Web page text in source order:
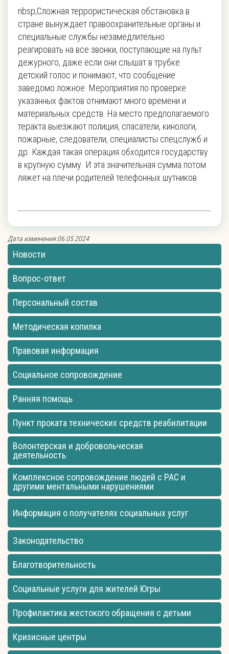
nbsp;Сложная террористическая обстановка в
стране вынуждает правоохранительные органы и
специальные службы незамедлительно
реагировать на все звонки, поступающие на пульт
дежурного, даже если они слышат в трубке
детский голос и понимают, что сообщение
заведомо ложное. Мероприятия по проверке
указанных фактов отнимают много времени и
материальных средств. На место предполагаемого
теракта выезжают полиция, спасатели, кинологи,
пожарные, следователи, специалисты спецслужб и
др. Каждая такая операция обходится государству
в крупную сумму. И эта значительная сумма потом
ляжет на плечи родителей телефонных шутников
Дата изменения:06.05.2024
Новости
Вопрос-ответ
Персональный состав
Методическая копилка
Правовая информация
Социальное сопровождение
Ранняя помощь
Пункт проката технических средств реабилитации
Волонтерская и добровольческая
деятельность
Комплексное сопровождение людей с РАС и
другими ментальными нарушениями
Информация о получателях социальных услуг
Законодательство
Благотворительность
Социальные услуги для жителей Югры
Профилактика жестокого обращения с детьми
Кризисные центры